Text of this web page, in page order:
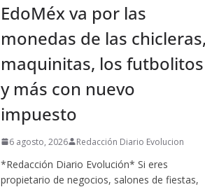
EdoMéx va por las
monedas de las chicleras,
maquinitas, los futbolitos
y más con nuevo
impuesto
6 agosto, 2026 Redacción Diario Evolucion
*Redacción Diario Evolución* Si eres
propietario de negocios, salones de fiestas,